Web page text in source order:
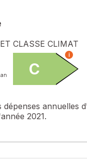
€
SAFTI : Benoît
CLASSE CLIMAT
an C
i
dépenses annuelles
2021.